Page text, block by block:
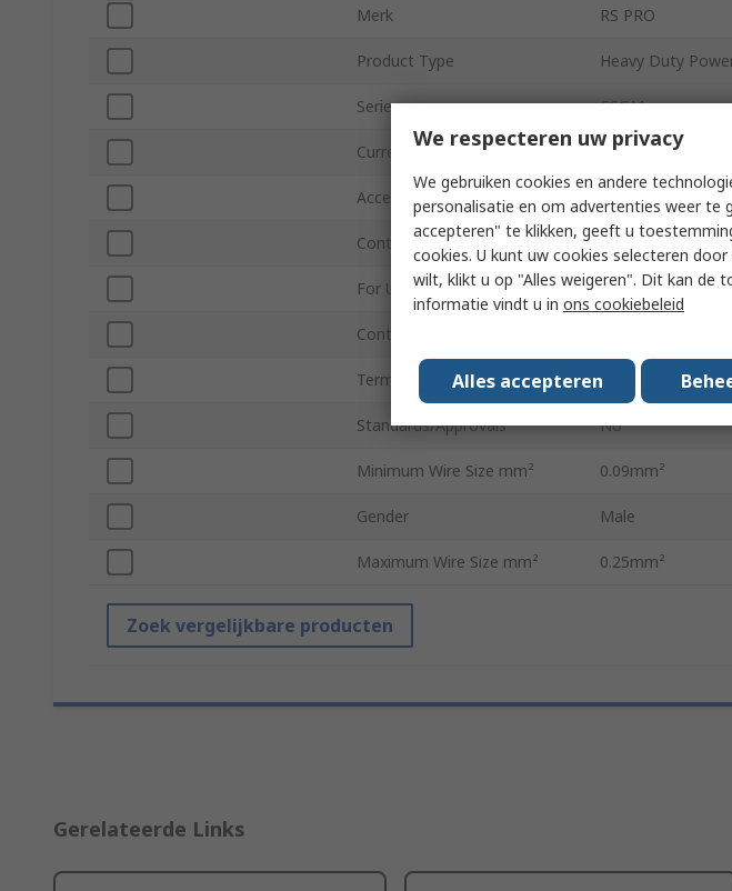
Merk RS PRO
Product Type Heavy Duty
Series CSGM
Current 5A
Accessory Type Crimp Contact
Contact Plating Gold
For Use With Heavy Duty
Contact Material
Termination Type Crimp
Standards/Approvals No
Minimum Wire Size mm² 0.09mm²
Gender Male
Maximum Wire Size mm² 0.25mm²
Zoek vergelijkbare producten
Gerelateerde Links
We respecteren uw privacy
We gebruiken cookies en andere
personalisatie en om advertenties weer te
accepteren" te klikken, geeft u
cookies. U kunt uw cookies selecteren
wilt, klikt u op "Alles weigeren". Dit kan de
informatie vindt u in ons cookiebeleid
Alles accepteren